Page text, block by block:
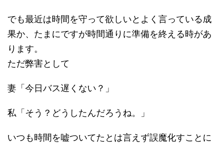
でも最近は時間を守って欲しいとよく言っている成
果か、たまにですが時間通りに準備を終える時があ
ります。
ただ弊害として
妻「今日バス遅くない？」
私「そう？どうしたんだろうね。」
いつも時間を嘘ついてたとは言えず誤魔化すことに